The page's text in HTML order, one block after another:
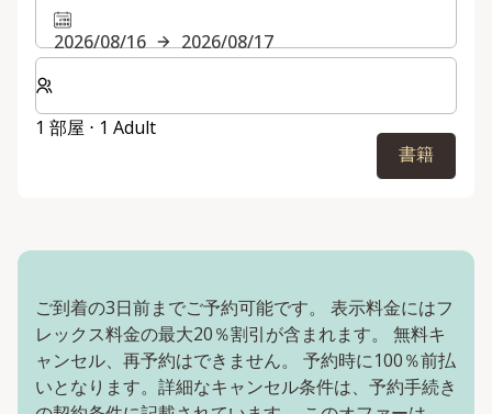
2026/08/16
2026/08/17
客室数と宿泊人数をお選びください。
1 部屋 ⋅ 1 Adult
書籍
ご到着の3日前までご予約可能です。 表示料金にはフ
レックス料金の最大20％割引が含まれます。 無料キ
ャンセル、再予約はできません。 予約時に100％前払
いとなります。詳細なキャンセル条件は、予約手続き